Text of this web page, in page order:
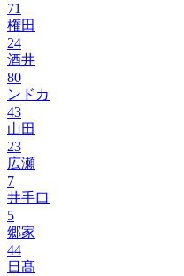
71
権田
24
酒井
80
ンドカ
43
山田
23
広瀬
7
井手口
5
郷家
44
日髙